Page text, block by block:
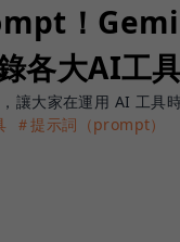
！
大AI工
讓大家在運用 AI 工具
＃提示詞（prompt）